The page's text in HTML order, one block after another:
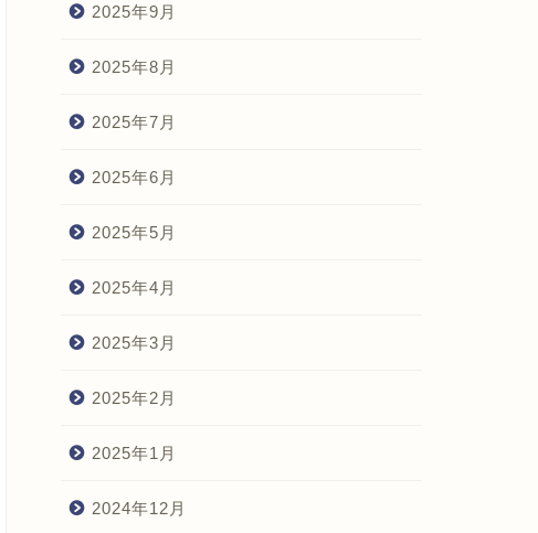
2025年9月
2025年8月
2025年7月
2025年6月
2025年5月
2025年4月
2025年3月
2025年2月
2025年1月
2024年12月